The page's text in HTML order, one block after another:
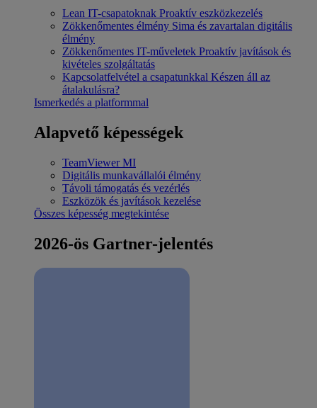
Lean IT-csapatoknak Proaktív eszközkezelés
Zökkenőmentes élmény Sima és zavartalan digitális
élmény
Zökkenőmentes IT-műveletek Proaktív javítások és
kivételes szolgáltatás
Kapcsolatfelvétel a csapatunkkal Készen áll az
átalakulásra?
Ismerkedés a platformmal
Alapvető képességek
TeamViewer MI
Digitális munkavállalói élmény
Távoli támogatás és vezérlés
Eszközök és javítások kezelése
Összes képesség megtekintése
2026-ös Gartner-jelentés